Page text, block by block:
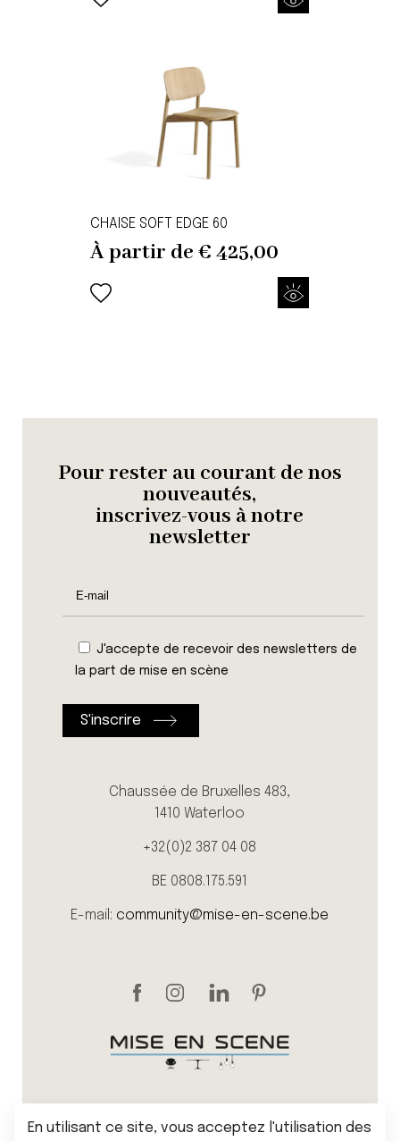
CHAISE SOFT EDGE 60
À partir de€ 425,00
Pour rester au courant de nos
nouveautés,
inscrivez-vous à notre
newsletter
J'accepte de recevoir des newsletters de
la part de mise en scène
Chaussée de Bruxelles 483,
1410 Waterloo
+32(0)2 387 04 08
BE 0808.175.591
E-mail: community@mise-en-scene.be
En utilisant ce site, vous acceptez l'utilisation des